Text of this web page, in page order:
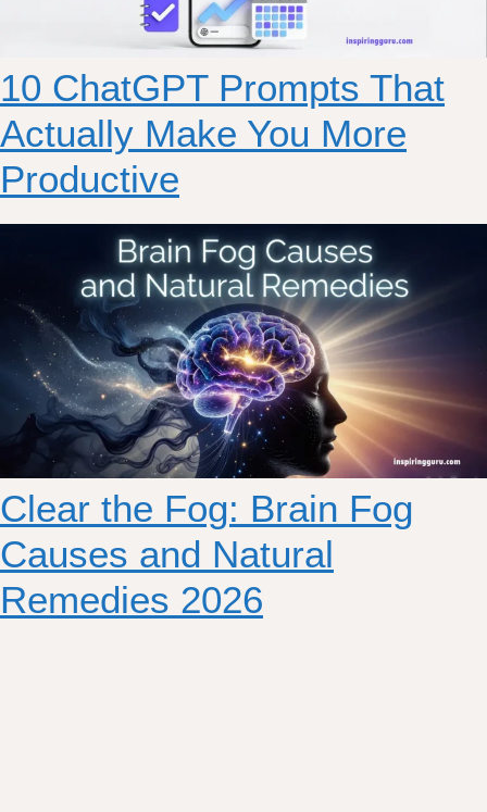
10 ChatGPT Prompts That
Actually Make You More
Productive
Clear the Fog: Brain Fog
Causes and Natural
Remedies 2026